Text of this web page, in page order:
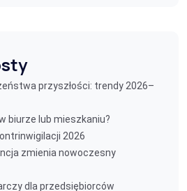
przyszłości: trendy 2026–
biurze lub mieszkaniu?
2026
zmienia nowoczesny
dla przedsiębiorców